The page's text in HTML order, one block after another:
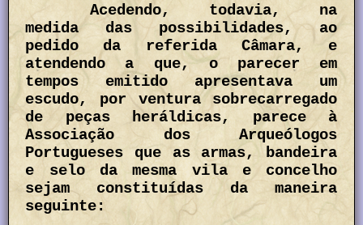
Acedendo, todavia, na
medida das possibilidades, ao
pedido da referida Câmara, e
atendendo a que, o parecer em
tempos emitido apresentava um
escudo, por ventura sobrecarregado
de peças heráldicas, parece à
Associação dos Arqueólogos
Portugueses que as armas, bandeira
e selo da mesma vila e concelho
sejam constituídas da maneira
seguinte: